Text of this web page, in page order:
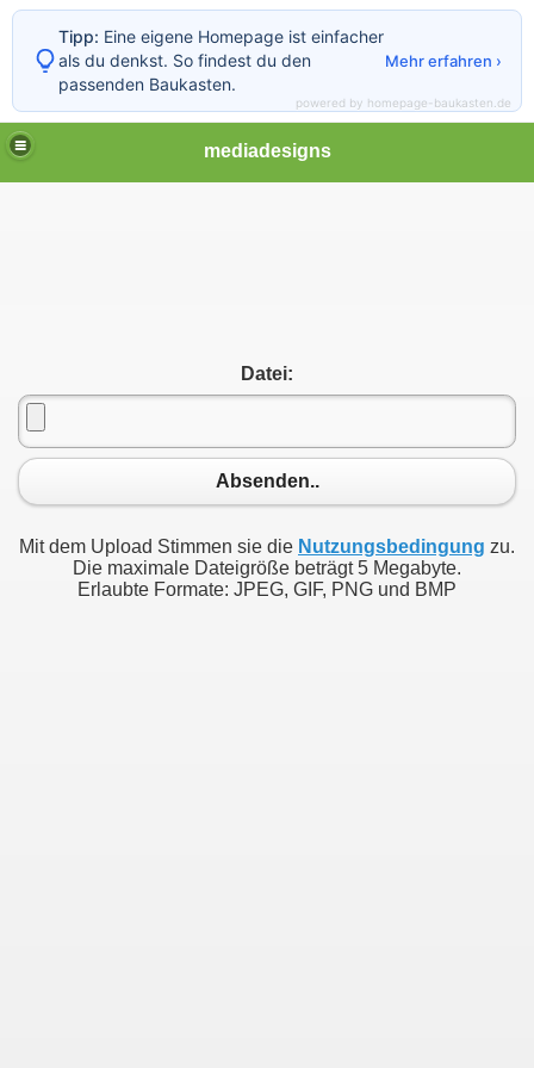
mediadesigns
Datei:
Absenden..
Mit dem Upload Stimmen sie die Nutzungsbedingung zu.
Die maximale Dateigröße beträgt 5 Megabyte.
Erlaubte Formate: JPEG, GIF, PNG und BMP
Tipp: Eine eigene Homepage ist einfacher
als du denkst. So findest du den
passenden Baukasten.
Mehr erfahren ›
powered by homepage-baukasten.de